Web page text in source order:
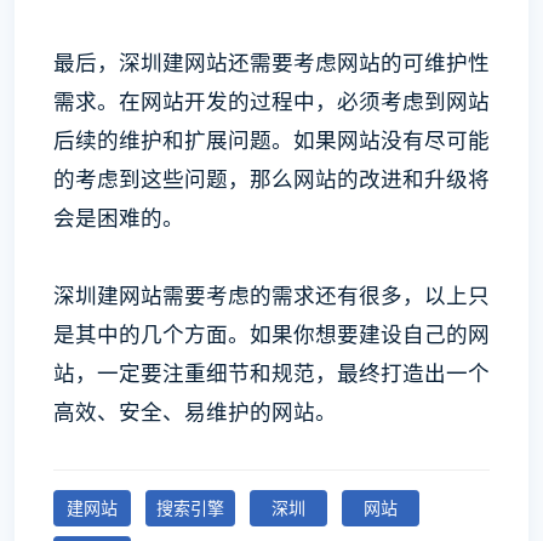
最后，深圳建网站还需要考虑网站的可维护性
需求。在网站开发的过程中，必须考虑到网站
后续的维护和扩展问题。如果网站没有尽可能
的考虑到这些问题，那么网站的改进和升级将
会是困难的。
深圳建网站需要考虑的需求还有很多，以上只
是其中的几个方面。如果你想要建设自己的网
站，一定要注重细节和规范，最终打造出一个
高效、安全、易维护的网站。
建网站 搜索引擎 深圳
网站